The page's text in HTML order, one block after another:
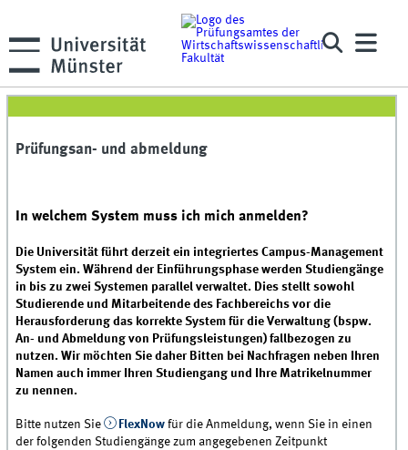
Prüfungsan- und abmeldung
In welchem System muss ich mich anmelden?
Die Universität führt derzeit ein integriertes Campus-Management
System ein. Während der Einführungsphase werden Studiengänge
in bis zu zwei Systemen parallel verwaltet. Dies stellt sowohl
Studierende und Mitarbeitende des Fachbereichs vor die
Herausforderung das korrekte System für die Verwaltung (bspw.
An- und Abmeldung von Prüfungsleistungen) fallbezogen zu
nutzen. Wir möchten Sie daher Bitten bei Nachfragen neben Ihren
Namen auch immer Ihren Studiengang und Ihre Matrikelnummer
zu nennen.
Bitte nutzen Sie FlexNowfür die Anmeldung, wenn Sie in einen
der folgenden Studiengänge zum angegebenen Zeitpunkt